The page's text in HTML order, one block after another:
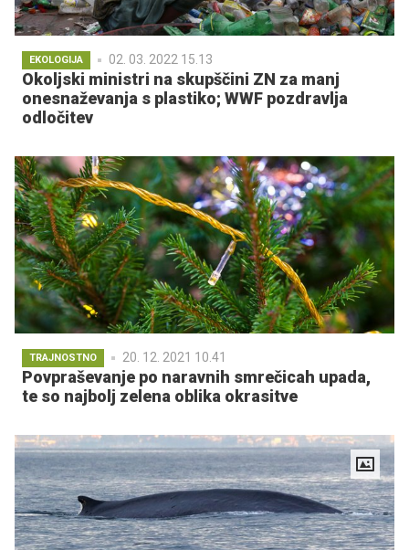
EKOLOGIJA 02. 03. 2022 15.13
Okoljski ministri na skupščini ZN za manj
onesnaževanja s plastiko; WWF pozdravlja
odločitev
TRAJNOSTNO 20. 12. 2021 10.41
Povpraševanje po naravnih smrečicah upada,
te so najbolj zelena oblika okrasitve